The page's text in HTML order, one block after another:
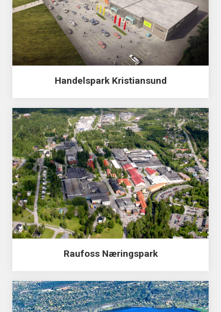
Handelspark Kristiansund
Raufoss Næringspark